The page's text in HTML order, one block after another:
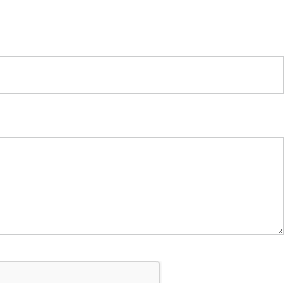
уж про трафик 12000 в день!!!